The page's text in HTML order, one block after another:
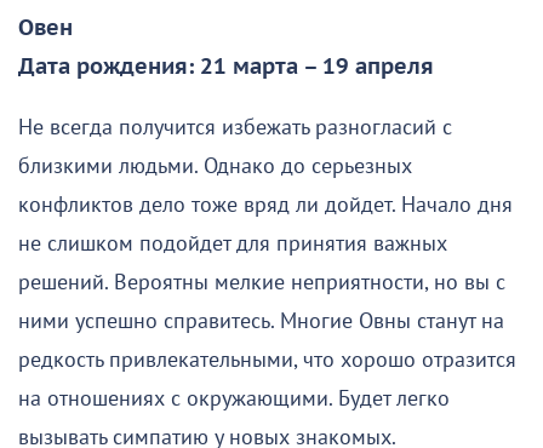
Овен
Дата рождения: 21 марта – 19 апреля
Не всегда получится избежать разногласий с
близкими людьми. Однако до серьезных
конфликтов дело тоже вряд ли дойдет. Начало дня
не слишком подойдет для принятия важных
решений. Вероятны мелкие неприятности, но вы с
ними успешно справитесь. Многие Овны станут на
редкость привлекательными, что хорошо отразится
на отношениях с окружающими. Будет легко
вызывать симпатию у новых знакомых.